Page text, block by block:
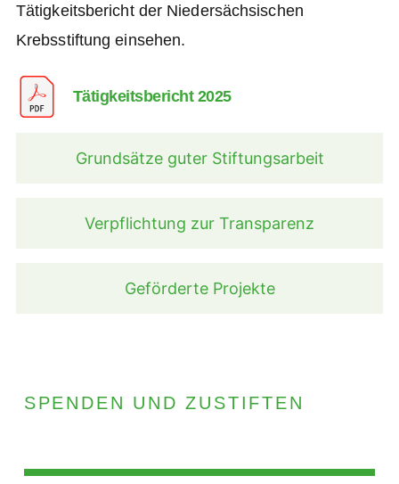
Grundsätze guter Stiftungsarbeit
Verpflichtung zur Transparenz
Geförderte Projekte
Tätigkeitsbericht der Niedersächsischen
Krebsstiftung einsehen.
Tätigkeitsbericht 2025
SPENDEN UND ZUSTIFTEN